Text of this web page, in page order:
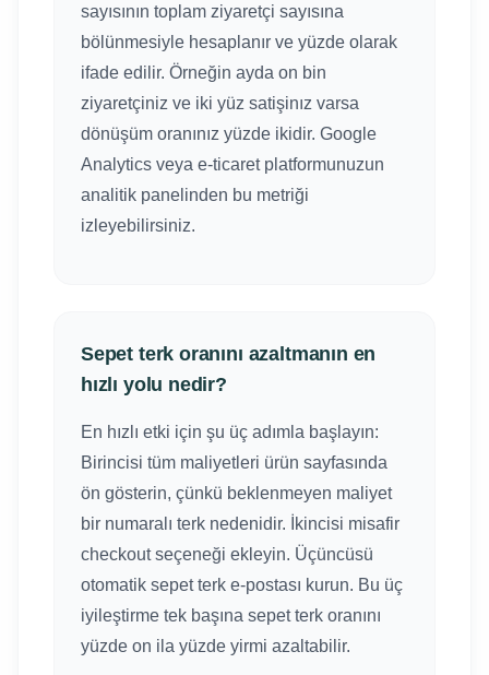
sayısının toplam ziyaretçi sayısına
bölünmesiyle hesaplanır ve yüzde olarak
ifade edilir. Örneğin ayda on bin
ziyaretçiniz ve iki yüz satişinız varsa
dönüşüm oranınız yüzde ikidir. Google
Analytics veya e-ticaret platformunuzun
analitik panelinden bu metriği
izleyebilirsiniz.
Sepet terk oranını azaltmanın en
hızlı yolu nedir?
En hızlı etki için şu üç adımla başlayın:
Birincisi tüm maliyetleri ürün sayfasında
ön gösterin, çünkü beklenmeyen maliyet
bir numaralı terk nedenidir. İkincisi misafir
checkout seçeneği ekleyin. Üçüncüsü
otomatik sepet terk e-postası kurun. Bu üç
iyileştirme tek başına sepet terk oranını
yüzde on ila yüzde yirmi azaltabilir.